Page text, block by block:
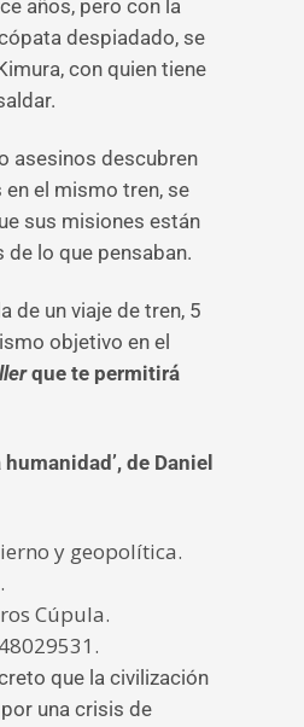
años, pero con la
despiadado, se
con quien tiene
asesinos descubren
el mismo tren, se
sus misiones están
lo que pensaban.
de un viaje de tren, 5
objetivo en el
que te permitirá
de Daniel
y geopolítica.
Cúpula.
que la civilización
una crisis de